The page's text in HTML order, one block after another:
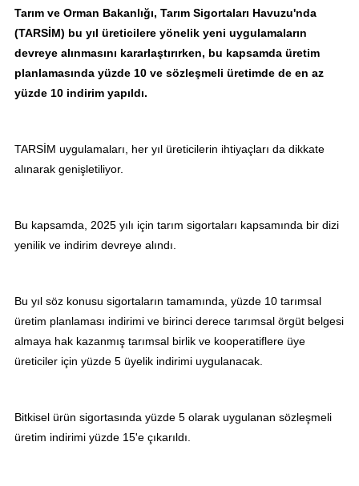
Tarım ve Orman Bakanlığı, Tarım Sigortaları Havuzu'nda
(TARSİM) bu yıl üreticilere yönelik yeni uygulamaların
devreye alınmasını kararlaştırırken, bu kapsamda üretim
planlamasında yüzde 10 ve sözleşmeli üretimde de en az
yüzde 10 indirim yapıldı.
TARSİM uygulamaları, her yıl üreticilerin ihtiyaçları da dikkate
alınarak genişletiliyor.
Bu kapsamda, 2025 yılı için tarım sigortaları kapsamında bir dizi
yenilik ve indirim devreye alındı.
Bu yıl söz konusu sigortaların tamamında, yüzde 10 tarımsal
üretim planlaması indirimi ve birinci derece tarımsal örgüt belgesi
almaya hak kazanmış tarımsal birlik ve kooperatiflere üye
üreticiler için yüzde 5 üyelik indirimi uygulanacak.
Bitkisel ürün sigortasında yüzde 5 olarak uygulanan sözleşmeli
üretim indirimi yüzde 15'e çıkarıldı.